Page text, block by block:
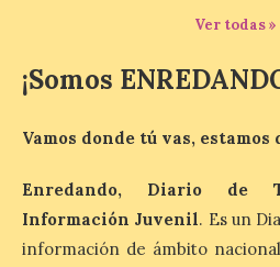
días antes del
solar total del
España de oeste
que movilizará a varios
acontecimiento histórico.
Ver todas »
¡Somos
Vamos donde tú vas, estamos
Enredando, Diario de
Información Juvenil. Es un
información de ámbito